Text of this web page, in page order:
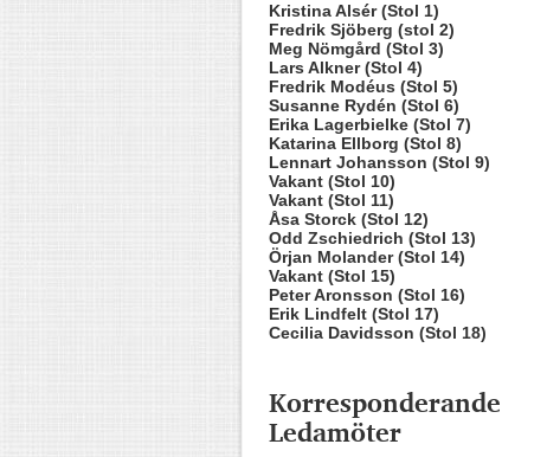
Kristina Alsér (Stol 1)
Fredrik Sjöberg (stol 2)
Meg Nömgård (Stol 3)
Lars Alkner (Stol 4)
Fredrik Modéus (Stol 5)
Susanne Rydén (Stol 6)
Erika Lagerbielke (Stol 7)
Katarina Ellborg (Stol 8)
Lennart Johansson (Stol 9)
Vakant (Stol 10)
Vakant (Stol 11)
Åsa Storck (Stol 12)
Odd Zschiedrich (Stol 13)
Örjan Molander (Stol 14)
Vakant (Stol 15)
Peter Aronsson (Stol 16)
Erik Lindfelt (Stol 17)
Cecilia Davidsson (Stol 18)
Korresponderande
Ledamöter